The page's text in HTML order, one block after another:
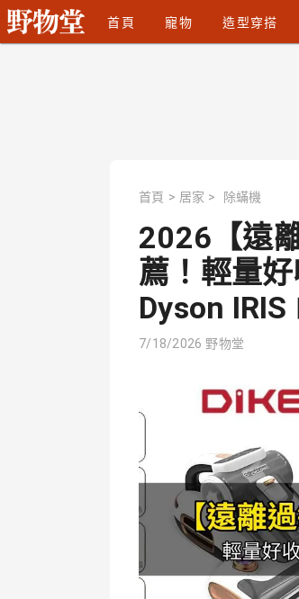
首頁 寵物 造型穿搭
首頁 > 居家 > 除蟎機
2026【遠
薦！輕量
Dyson
7/18/2026 野物堂